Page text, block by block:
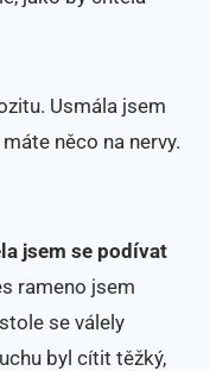
Usmála jsem
něco na nervy.
jsem se podívat
rameno jsem
se válely
byl cítit těžký,